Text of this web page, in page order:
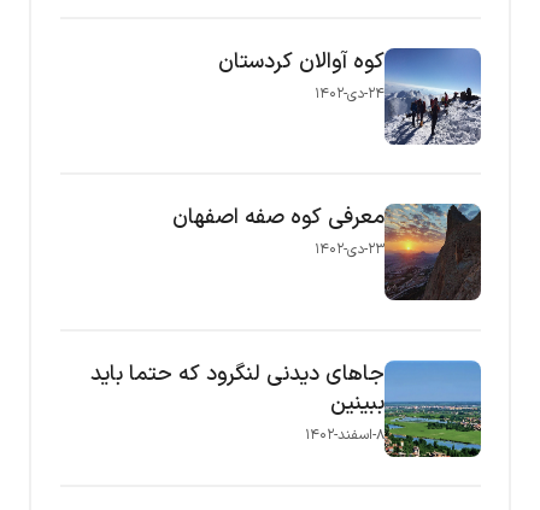
کوه آوالان کردستان
۲۴-دی-۱۴۰۲
معرفی کوه صفه اصفهان
۲۳-دی-۱۴۰۲
جاهای دیدنی لنگرود که حتما باید
ببینین
۸-اسفند-۱۴۰۲